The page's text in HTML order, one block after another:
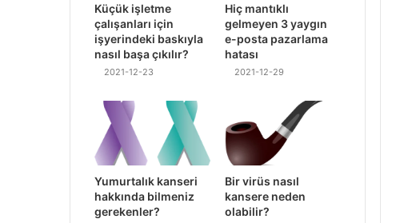
Küçük işletme
çalışanları için
işyerindeki baskıyla
nasıl başa çıkılır?
2021-12-23
Hiç mantıklı
gelmeyen 3 yaygın
e-posta pazarlama
hatası
2021-12-29
Yumurtalık kanseri
hakkında bilmeniz
gerekenler?
Bir virüs nasıl
kansere neden
olabilir?